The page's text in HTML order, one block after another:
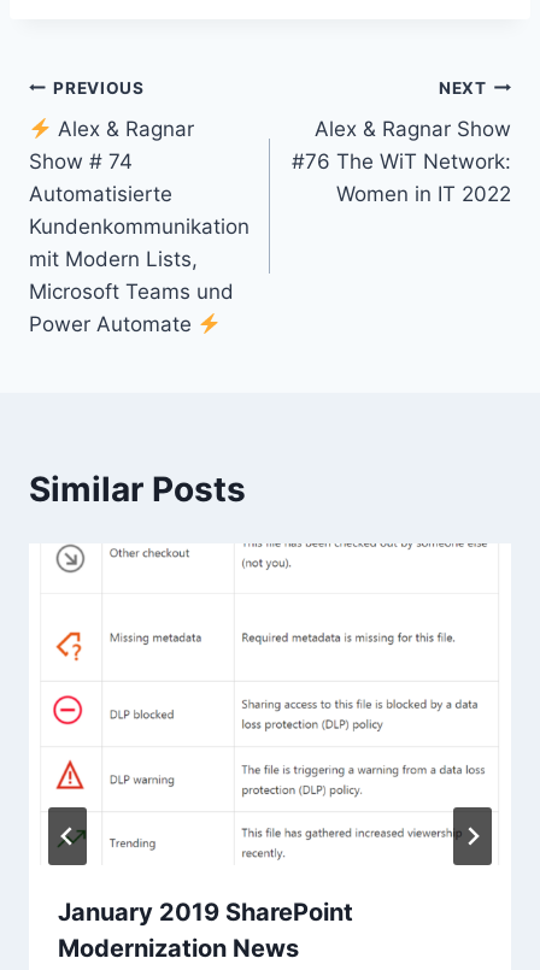
Post
navigation
PREVIOUS
Alex & Ragnar
Show # 74
Automatisierte
Kundenkommunikation
mit Modern Lists,
Microsoft Teams und
Power Automate
NEXT
Alex & Ragnar Show
#76 The WiT Network:
Women in IT 2022
Similar Posts
January 2019 SharePoint
Modernization News